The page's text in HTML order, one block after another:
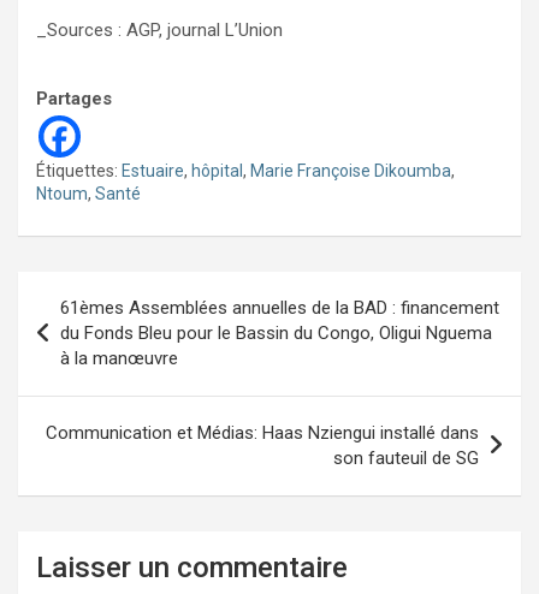
_Sources : AGP, journal L’Union
Partages
Étiquettes: Estuaire, hôpital, Marie Françoise Dikoumba,
Ntoum, Santé
de
l’article
61èmes Assemblées annuelles de la BAD : financement
du Fonds Bleu pour le Bassin du Congo, Oligui Nguema
à la manœuvre
Communication et Médias: Haas Nziengui installé dans
son fauteuil de SG
Laisser un commentaire